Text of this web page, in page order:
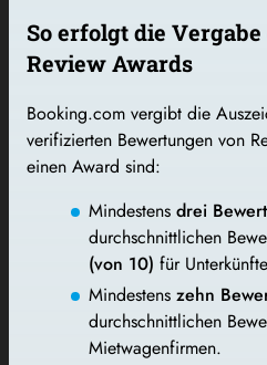
So erfolgt die
Review Awards
Booking.com vergibt die
verifizierten Bewertungen von
einen Award sind:
Mindestens drei
durchschnittlichen
(von 10) für
Mindestens zehn
durchschnittlichen
Mietwagenfirmen.